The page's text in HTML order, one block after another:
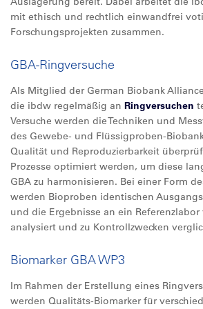
mit ethisch und rechtlich einwandfrei
Forschungsprojekten zusammen.
GBA-Ringversuche
Als Mitglied der German Biobank
die ibdw regelmäßig an Ringversuchen
Versuche werden die Techniken und
des Gewebe- und Flüssigproben-
Qualität und Reproduzierbarkeit
Prozesse optimiert werden, um diese
GBA zu harmonisieren. Bei einer Form
werden Bioproben identischen
und die Ergebnisse an ein Referenzlabor
analysiert und zu Kontrollzwecken
Biomarker GBA WP3
Im Rahmen der Erstellung eines
werden Qualitäts-Biomarker für